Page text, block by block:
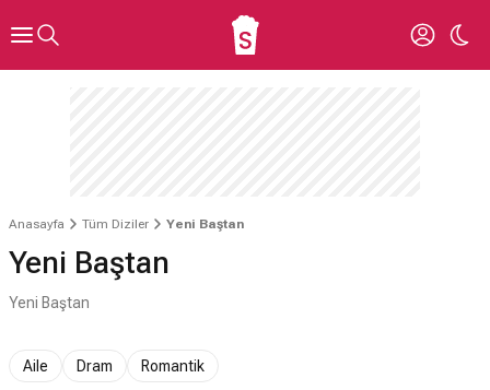
Anasayfa Tüm Diziler Yeni Baştan
Yeni Baştan
Yeni Baştan
Aile Dram Romantik